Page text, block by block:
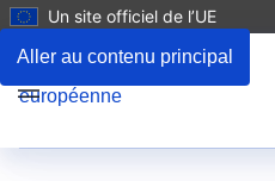
Aller au contenu principal
Un site officiel de l’UE
Menu
Commentaires